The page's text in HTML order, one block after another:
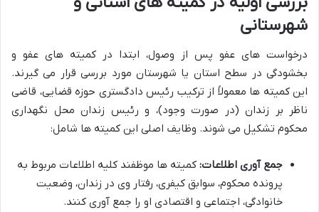
شهرستانی
درخواست های عفو پس از وصول، ابتدا در کمیته های عفو و
بخشودگی در سطح استان یا شهرستان مورد بررسی قرار می گیرند.
این کمیته ها معمولاً از ترکیب رئیس دادگستری حوزه قضایی، قاضی
ناظر بر زندان (در صورت وجود)، و رئیس زندان محل نگهداری
محکوم تشکیل می شوند. وظایف اصلی این کمیته ها شامل:
جمع آوری اطلاعات: کمیته ها موظفند کلیه اطلاعات مربوط به
پرونده محکوم، سوابق کیفری، رفتار وی در زندان، وضعیت
خانوادگی، اجتماعی و اقتصادی او را جمع آوری کنند.